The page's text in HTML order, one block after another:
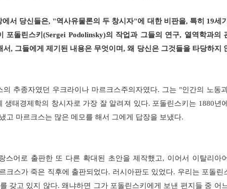
에서 당신들은, "역사유물론의 두 창시자"에 대한 비판을, 특히 19세
포돌린스키(Sergei Podolinsky)의 작업과 그들의 연구, 열역학과의
서, 그들에게 제기된 내용은 무엇이며,왜 당신은 그것들을 타당하지
의 추종자였던 우크라이나 마르크스주의자였다. 그는 "인간의 노동
생태경제학의 창시자로 가장 잘 알려져 있다. 포돌린스키는 1880년
고 마르크스는 많은 메모를 해서 그에게 답장을 보냈다.
스어로 출판한 또 다른 확대된 초안을 제작했고, 이어서 이탈리아
크스가 죽은 직후에 출판되었다. 러시아판도 있었다. 우리는 포돌린
갖고 있지 않다.왜냐하면 그가 포돌린스키에게 보낸 편지들 중 어